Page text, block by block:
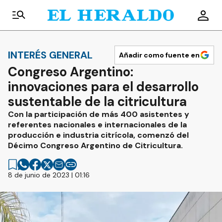
INTERÉS GENERAL Añadir como fuente en
Congreso Argentino:
innovaciones para el desarrollo
sustentable de la citricultura
Con la participación de más 400 asistentes y
referentes nacionales e internacionales de la
producción e industria citrícola, comenzó del
Décimo Congreso Argentino de Citricultura.
8 de junio de 2023 | 01:16